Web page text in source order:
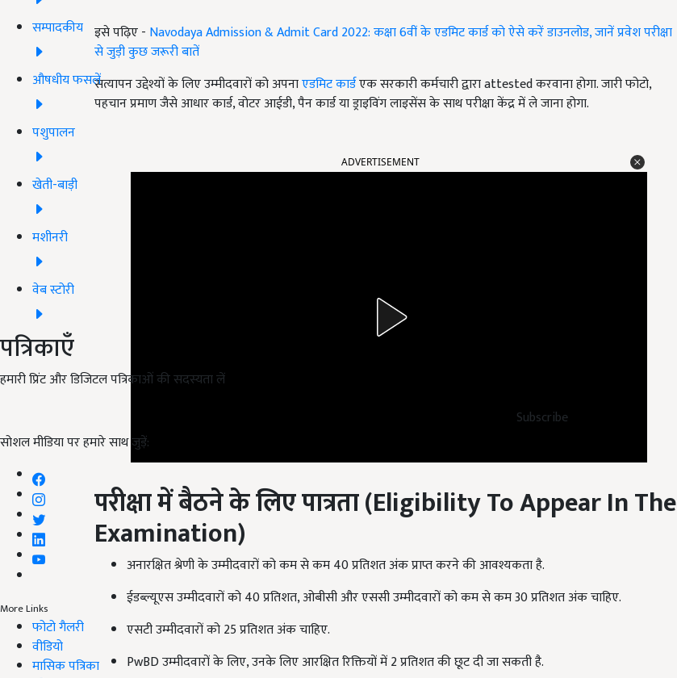
सम्पादकीय
औषधीय फसलें
पशुपालन
खेती-बाड़ी
मशीनरी
वेब स्टोरी
पत्रिकाएँ
हमारी प्रिंट और डिजिटल पत्रिकाओं की सदस्यता लें
Subscribe
सोशल मीडिया पर हमारे साथ जुड़ें:
More Links
फोटो गैलरी
वीडियो
मासिक पत्रिका
इसे पढ़िए - Navodaya Admission & Admit Card 2022: कक्षा 6वीं के एडमिट कार्ड को ऐसे करें डाउनलोड, जानें प्रवेश परीक्षा
से जुड़ी कुछ जरूरी बातें
सत्यापन उद्देश्यों के लिए उम्मीदवारों को अपनाएडमिट कार्डएक सरकारी कर्मचारी द्वारा attested करवाना होगा. जारी फोटो,
पहचान प्रमाण जैसे आधार कार्ड, वोटर आईडी, पैन कार्ड या ड्राइविंग लाइसेंस के साथ परीक्षा केंद्र में ले जाना होगा.
ADVERTISEMENT
परीक्षा में बैठने के लिए पात्रता (Eligibility To Appear In The
Examination)
अनारक्षित श्रेणी के उम्मीदवारों को कम से कम 40 प्रतिशत अंक प्राप्त करने की आवश्यकता है.
ईडब्ल्यूएस उम्मीदवारों को 40 प्रतिशत, ओबीसी और एससी उम्मीदवारों को कम से कम 30 प्रतिशत अंक चाहिए.
एसटी उम्मीदवारों को 25 प्रतिशत अंक चाहिए.
PwBD उम्मीदवारों के लिए, उनके लिए आरक्षित रिक्तियों में 2 प्रतिशत की छूट दी जा सकती है.